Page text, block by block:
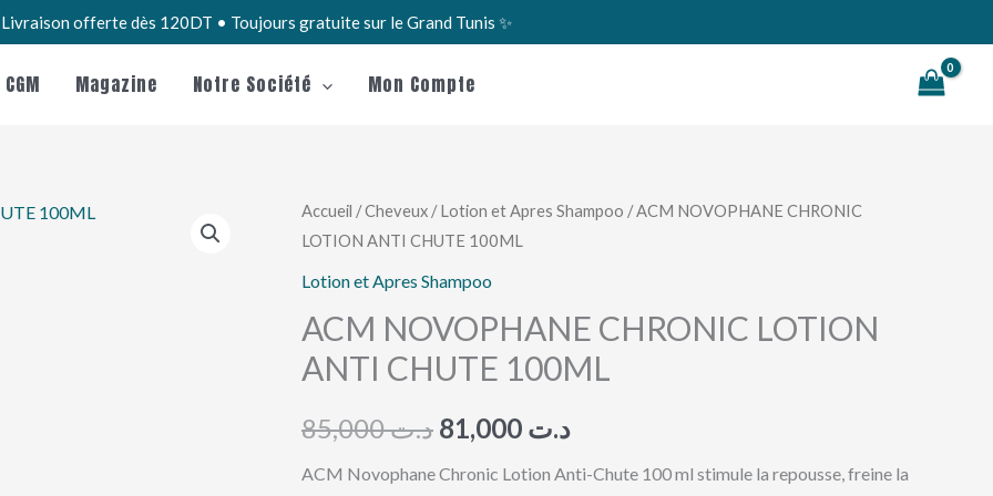
Livraison offerte dès 120DT • Toujours gratuite sur le Grand Tunis ✨
Magazine Notre Société Mon Compte Rechercher
Accueil /Cheveux /Lotion et Apres Shampoo / ACM NOVOPHANE CHRONIC
LOTION ANTI CHUTE 100ML
Lotion et Apres Shampoo
ACM NOVOPHANE CHRONIC LOTION
ANTI CHUTE 100ML
د.ت85,000
Le
initial
était :
د.ت
Le
actuel
est :
ACM Novophane Chronic Lotion Anti-Chute 100 ml stimule la repousse, freine la
quantité
de
ACM
CHRONIC
LOTION
CHUTE
100ML